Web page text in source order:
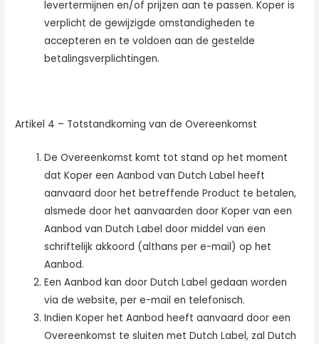
levertermijnen en/of prijzen aan te passen. Koper is
verplicht de gewijzigde omstandigheden te
accepteren en te voldoen aan de gestelde
betalingsverplichtingen.
Artikel 4 – Totstandkoming van de Overeenkomst
De Overeenkomst komt tot stand op het moment
dat Koper een Aanbod van Dutch Label heeft
aanvaard door het betreffende Product te betalen,
alsmede door het aanvaarden door Koper van een
Aanbod van Dutch Label door middel van een
schriftelijk akkoord (althans per e-mail) op het
Aanbod.
Een Aanbod kan door Dutch Label gedaan worden
via de website, per e-mail en telefonisch.
Indien Koper het Aanbod heeft aanvaard door een
Overeenkomst te sluiten met Dutch Label, zal Dutch